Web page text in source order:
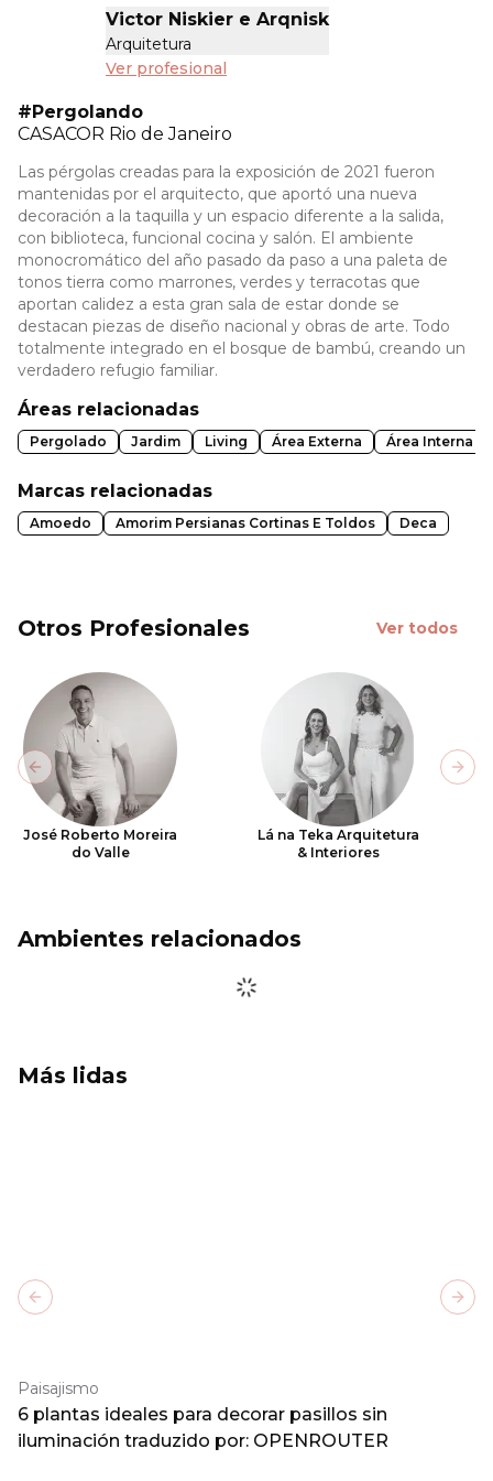
Victor Niskier e Arqnisk
Arquitetura
Ver profesional
#Pergolando
CASACOR Rio de Janeiro
Las pérgolas creadas para la exposición de 2021 fueron
mantenidas por el arquitecto, que aportó una nueva
decoración a la taquilla y un espacio diferente a la salida,
con biblioteca, funcional cocina y salón. El ambiente
monocromático del año pasado da paso a una paleta de
tonos tierra como marrones, verdes y terracotas que
aportan calidez a esta gran sala de estar donde se
destacan piezas de diseño nacional y obras de arte. Todo
totalmente integrado en el bosque de bambú, creando un
verdadero refugio familiar.
Áreas relacionadas
Pergolado Jardim Living Área Externa Área Interna
Marcas relacionadas
Amoedo Amorim Persianas Cortinas E Toldos Deca
Otros Profesionales Ver todos
José Roberto Moreira
do Valle
Lá na Teka Arquitetura
& Interiores
Previous slide
Ambientes relacionados
Más lidas
Paisajismo
6 plantas ideales para decorar pasillos sin
iluminación traduzido por: OPENROUTER
Previous slide